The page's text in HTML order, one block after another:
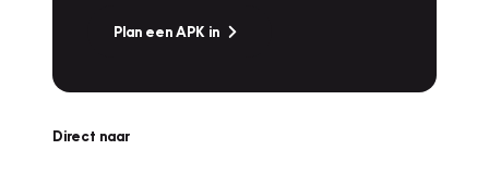
Plan een APK in
Direct naar